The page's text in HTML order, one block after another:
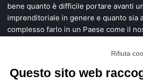
bene quanto è difficile portare avanti
imprenditoriale in genere e quanto sia
complesso farlo in un Paese come il
denaro e una grande fetta di vita alla
Rifiuta
Questo sito web